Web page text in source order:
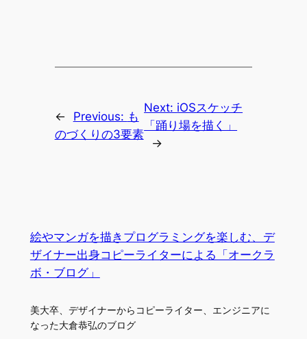
← Previous: も
のづくりの3要素
Next: iOSスケッチ
「踊り場を描く」
→
絵やマンガを描きプログラミングを楽しむ、デ
ザイナー出身コピーライターによる「オークラ
ボ・ブログ」
美大卒、デザイナーからコピーライター、エンジニアに
なった大倉恭弘のブログ